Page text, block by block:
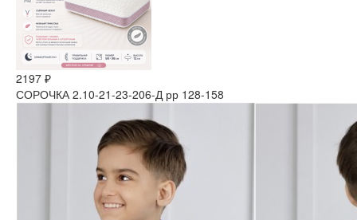
2197 ₽
СОРОЧКА 2.10-21-23-206-Д рр 128-158